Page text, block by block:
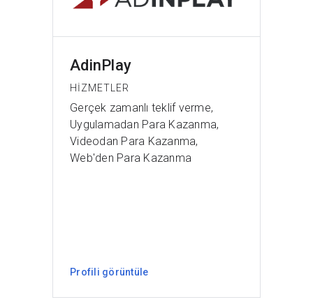
AdinPlay
HIZMETLER
Gerçek zamanlı teklif verme,
Uygulamadan Para Kazanma,
Videodan Para Kazanma,
Web'den Para Kazanma
Profili görüntüle